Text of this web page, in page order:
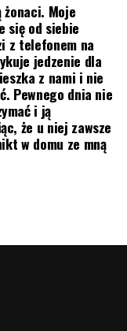
żonaci. Moje
się od siebie
z telefonem na
jedzenie dla
z nami i nie
Pewnego dnia nie
i ją
że u niej zawsze
w domu ze mną